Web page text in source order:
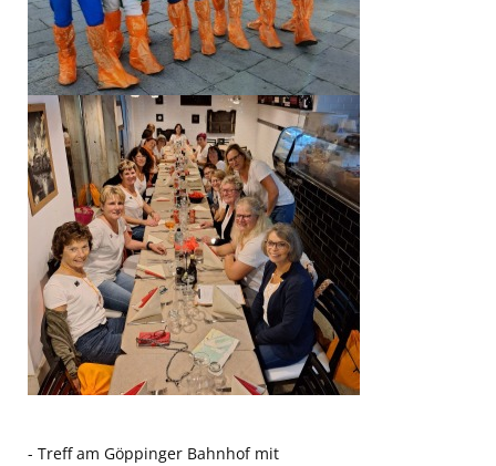
- Treff am Göppinger Bahnhof mit